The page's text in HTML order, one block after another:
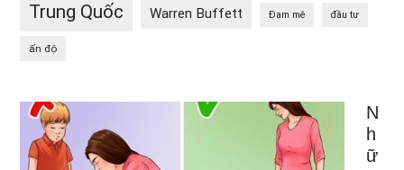
Trung Quốc Warren Buffett Đam mê đầu tư
ấn độ
N
h
ữ